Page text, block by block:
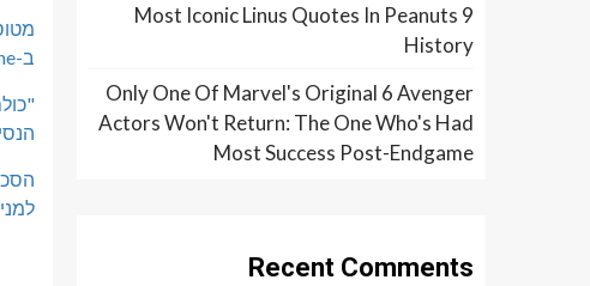
ב-Air Force One במשך עשרות שנים.
9 Most Iconic Linus Quotes In Peanuts
History
Only One Of Marvel's Original 6 Avenger
Actors Won't Return: The One Who's Had
Most Success Post-Endgame
Recent Comments